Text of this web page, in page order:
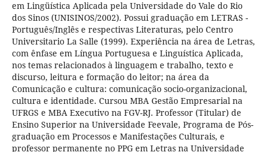
em Lingüística Aplicada pela Universidade do Vale do Rio
dos Sinos (UNISINOS/2002). Possui graduação em LETRAS -
Português/Inglês e respectivas Literaturas, pelo Centro
Universitario La Salle (1999). Experiência na área de Letras,
com ênfase em Língua Portuguesa e Linguística Aplicada,
nos temas relacionados à linguagem e trabalho, texto e
discurso, leitura e formação do leitor; na área da
Comunicação e cultura: comunicação socio-organizacional,
cultura e identidade. Cursou MBA Gestão Empresarial na
UFRGS e MBA Executivo na FGV-RJ. Professor (Titular) de
Ensino Superior na Universidade Feevale, Programa de Pós-
graduação em Processos e Manifestações Culturais, e
professor permanente no PPG em Letras na Universidade